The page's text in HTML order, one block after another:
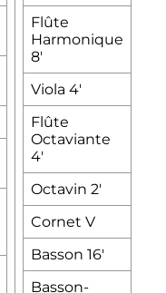
Flûte
Harmonique
8'
Viola 4'
Flûte
Octaviante
4'
Octavin 2'
Cornet V
Basson 16'
Basson-